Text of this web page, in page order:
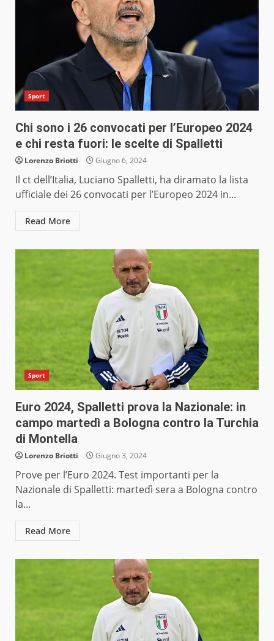
Sport
Chi sono i 26 convocati per l’Europeo 2024
e chi resta fuori: le scelte di Spalletti
Lorenzo Briotti Giugno 6, 2024
Il ct dell’Italia, Luciano Spalletti, ha diramato la lista
ufficiale dei 26 convocati per l’Europeo 2024 in...
Read More
Sport
Euro 2024, Spalletti prova la Nazionale: in
campo martedì a Bologna contro la Turchia
di Montella
Lorenzo Briotti Giugno 3, 2024
Prove per l’Euro 2024. Test importanti per la
Nazionale di Spalletti: martedì sera a Bologna contro
la...
Read More